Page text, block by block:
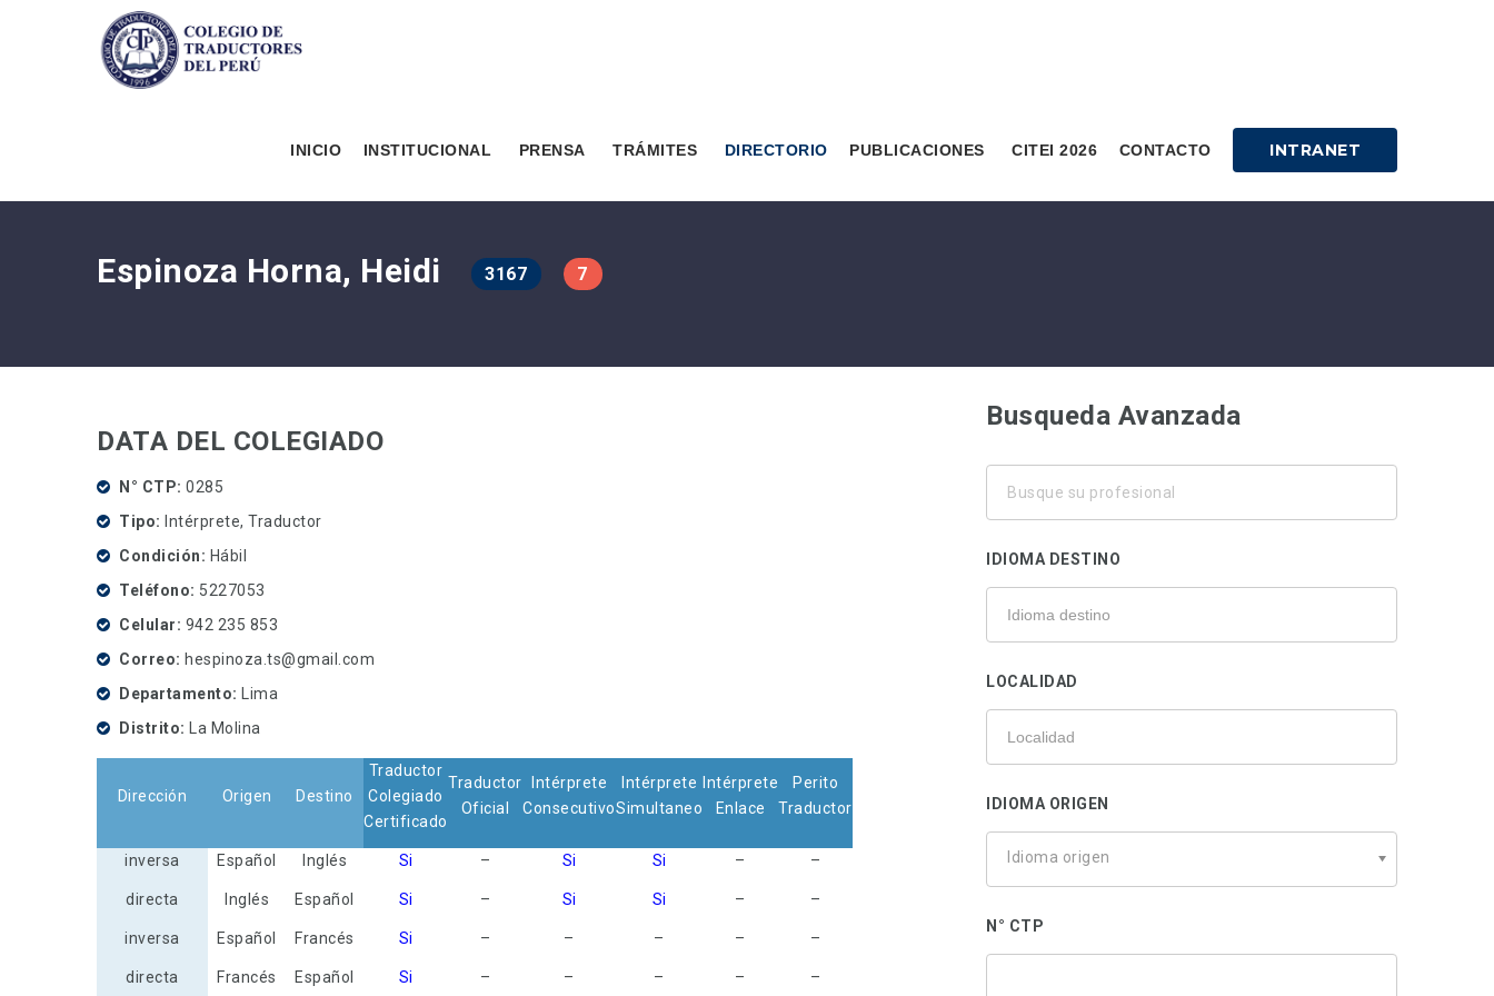
INICIO INSTITUCIONAL PRENSA TRÁMITES DIRECTORIO PUBLICACIONES CITEI 2026 CONTACTO INTRANET
Espinoza Horna, Heidi 3167 7
DATA DEL COLEGIADO
N° CTP 0285
Tipo Intérprete, Traductor
Condición
Hábil
Teléfono
5227053
Celular
942 235 853
Correo hespinoza.ts@gmail.com
Departamento Lima
Distrito La Molina
Dirección Origen Destino
Traductor
Colegiado
Certificado
Traductor
Oficial
Intérprete
Consecutivo
Intérprete
Simultaneo
Intérprete
Enlace
Perito
Traductor
inversa Español Inglés Si – Si Si – –
directa Inglés Español Si – Si Si – –
inversa Español Francés Si – – – – –
directa Francés Español Si – – – – –
Busqueda Avanzada
IDIOMA DESTINO
LOCALIDAD
IDIOMA ORIGEN
Idioma origen
N° CTP